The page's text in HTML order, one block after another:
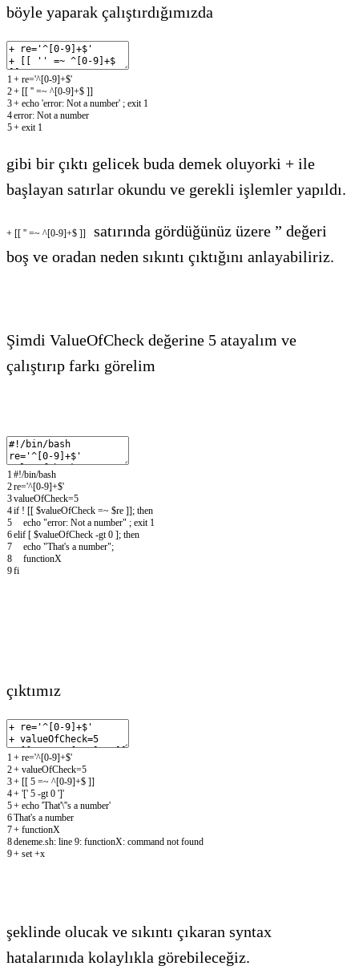
böyle yaparak çalıştırdığımızda
1
2
3
4
5
+ re='^[0-9]+$'
+ [[ '' =~ ^[0-9]+$ ]]
+ echo 'error: Not a number' ; exit 1
error: Not a number
+ exit 1
gibi bir çıktı gelicek buda demek oluyorki + ile
başlayan satırlar okundu ve gerekli işlemler yapıldı.
+ [[ '' =~ ^[0-9]+$ ]]
satırında gördüğünüz üzere ” değeri
boş ve oradan neden sıkıntı çıktığını anlayabiliriz.
Şimdi ValueOfCheck değerine 5 atayalım ve
çalıştırıp farkı görelim
1
2
3
4
5
6
7
8
9
#!/bin/bash
re='^[0-9]+$'
valueOfCheck=5
if ! [[ $valueOfCheck =~ $re ]]; then
echo "error: Not a number" ; exit 1
elif [ $valueOfCheck -gt 0 ]; then
echo "That's a number";
functionX
fi
çıktımız
1
2
3
4
5
6
7
8
9
+ re='^[0-9]+$'
+ valueOfCheck=5
+ [[ 5 =~ ^[0-9]+$ ]]
+ '[' 5 -gt 0 ']'
+ echo 'That'\''s a number'
That's a number
+ functionX
deneme.sh: line 9: functionX: command not found
+ set +x
şeklinde olucak ve sıkıntı çıkaran syntax
hatalarınıda kolaylıkla görebileceğiz.